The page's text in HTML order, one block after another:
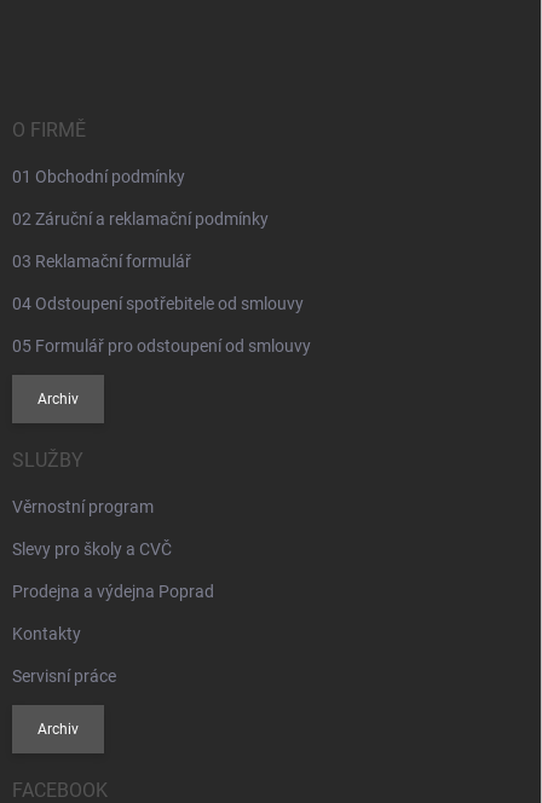
O FIRMĚ
01 Obchodní podmínky
02 Záruční a reklamační podmínky
03 Reklamační formulář
04 Odstoupení spotřebitele od smlouvy
05 Formulář pro odstoupení od smlouvy
Archiv
SLUŽBY
Věrnostní program
Slevy pro školy a CVČ
Prodejna a výdejna Poprad
Kontakty
Servisní práce
Archiv
FACEBOOK